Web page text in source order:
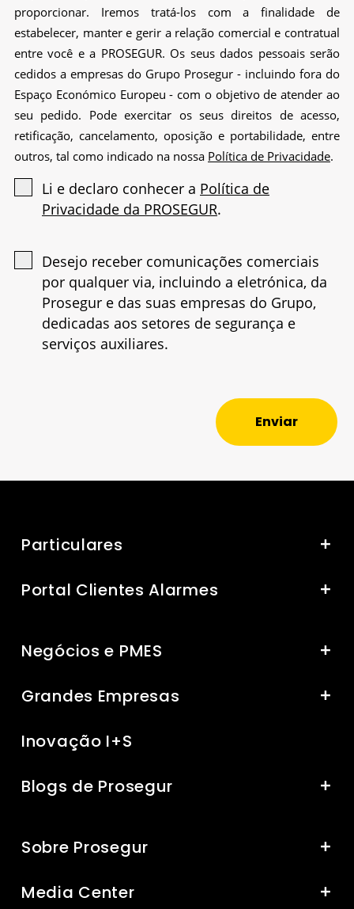
proporcionar. Iremos tratá-los com a finalidade de
estabelecer, manter e gerir a relação comercial e contratual
entre você e a PROSEGUR. Os seus dados pessoais serão
cedidos a empresas do Grupo Prosegur - incluindo fora do
Espaço Económico Europeu - com o objetivo de atender ao
seu pedido. Pode exercitar os seus direitos de acesso,
retificação, cancelamento, oposição e portabilidade, entre
outros, tal como indicado na nossa Política de Privacidade.
Li e declaro conhecer a Política de
Privacidade da PROSEGUR.
Desejo receber comunicações comerciais
por qualquer via, incluindo a eletrónica, da
Prosegur e das suas empresas do Grupo,
dedicadas aos setores de segurança e
serviços auxiliares.
Enviar
Particulares
Portal Clientes Alarmes
Negócios e PMES
Grandes Empresas
Inovação I+S
Blogs de Prosegur
Sobre Prosegur
Media Center